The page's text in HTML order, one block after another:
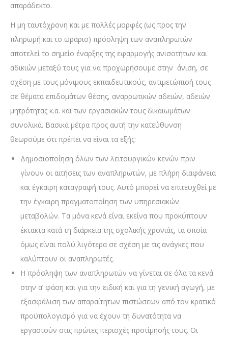
απαράδεκτο.
Η μη ταυτόχρονη και με πολλές μορφές (ως προς την
πληρωμή και το ωράριο) πρόσληψη των αναπληρωτών
αποτελεί το σημείο έναρξης της εφαρμογής ανισοτήτων και
αδικιών μεταξύ τους για να προχωρήσουμε στην άνιση, σε
σχέση με τους μόνιμους εκπαιδευτικούς, αντιμετώπισή τους
σε θέματα επιδομάτων θέσης, αναρρωτικών αδειών, αδειών
μητρότητας κ.α. και των εργασιακών τους δικαιωμάτων
συνολικά. Βασικά μέτρα προς αυτή την κατεύθυνση
θεωρούμε ότι πρέπει να είναι τα εξής:
Δημοσιοποίηση όλων των λειτουργικών κενών πριν
γίνουν οι αιτήσεις των αναπληρωτών, με πλήρη διαφάνεια
και έγκαιρη καταγραφή τους. Αυτό μπορεί να επιτευχθεί με
την έγκαιρη πραγματοποίηση των υπηρεσιακών
μεταβολών. Τα μόνα κενά είναι εκείνα που προκύπτουν
έκτακτα κατά τη διάρκεια της σχολικής χρονιάς, τα οποία
όμως είναι πολύ λιγότερα σε σχέση με τις ανάγκες που
καλύπτουν οι αναπληρωτές.
Η πρόσληψη των αναπληρωτών να γίνεται σε όλα τα κενά
στην α’ φάση και για την ειδική και για τη γενική αγωγή, με
εξασφάλιση των απαραίτητων πιστώσεων από τον κρατικό
προϋπολογισμό για να έχουν τη δυνατότητα να
εργαστούν στις πρώτες περιοχές προτίμησής τους. Οι